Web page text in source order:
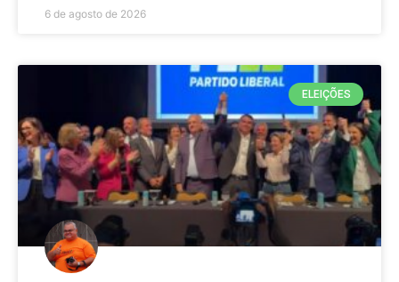
6 de agosto de 2026
ELEIÇÕES